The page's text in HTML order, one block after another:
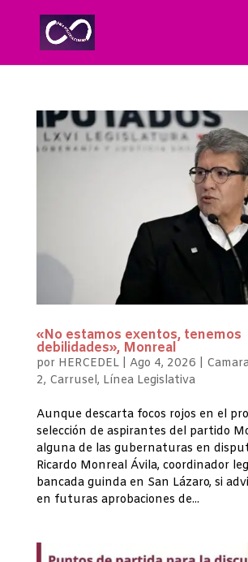
«No estamos exentos, tenemos
debilidades», Monreal
por HERCEDEL| Ago 4, 2026
2, Carrusel, Línea Legislativa
Aunque descarta focos rojos en el
selección de aspirantes del partido
alguna de las gubernaturas en
Ricardo Monreal Ávila, coordinador
bancada guinda en San Lázaro, si
en futuras aprobaciones de...